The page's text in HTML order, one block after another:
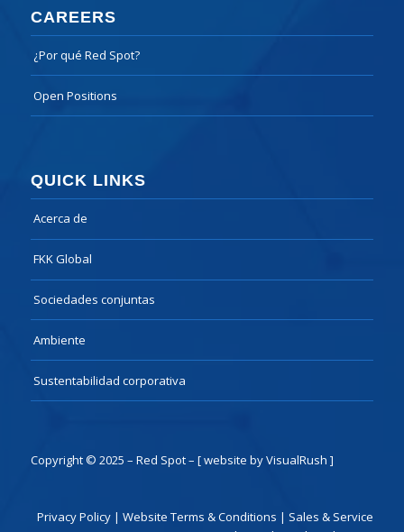
CAREERS
¿Por qué Red Spot?
Open Positions
QUICK LINKS
Acerca de
FKK Global
Sociedades conjuntas
Ambiente
Sustentabilidad corporativa
Copyright © 2025 – Red Spot – [ website by VisualRush ]
Privacy Policy |Website Terms & Conditions | Sales & Service